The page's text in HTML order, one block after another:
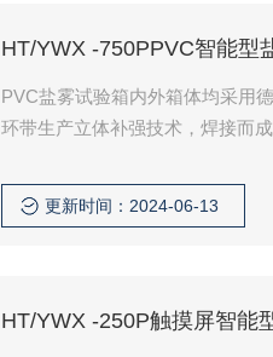
HT/YWX -750PPVC智能型
PVC盐雾试验箱内外箱体均采用
环带生产立体补强技术，焊接而
更新时间：2024-06-13
HT/YWX -250P触摸屏智能